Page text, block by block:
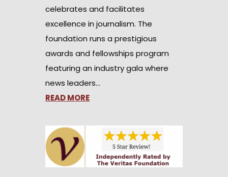
celebrates and facilitates
excellence in journalism. The
foundation runs a prestigious
awards and fellowships program
featuring an industry gala where
news leaders…
READ MORE